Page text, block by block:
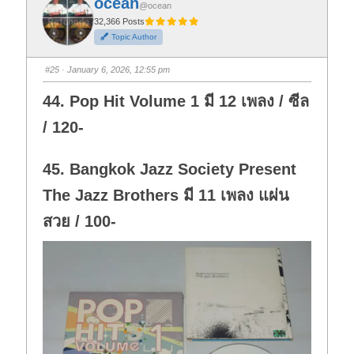
o
r
t
h
u
m
b
d
o
n
.
o
r
t
h
u
m
b
u
p
@ocean
32,366 Posts
Topic Author
#25 · January 6, 2026, 12:55 pm
44. Pop Hit Volume 1 มี 12 เพลง / ซีล
/ 120-
45. Bangkok Jazz Society Present
The Jazz Brothers มี 11 เพลง แผ่น
สวย / 100-